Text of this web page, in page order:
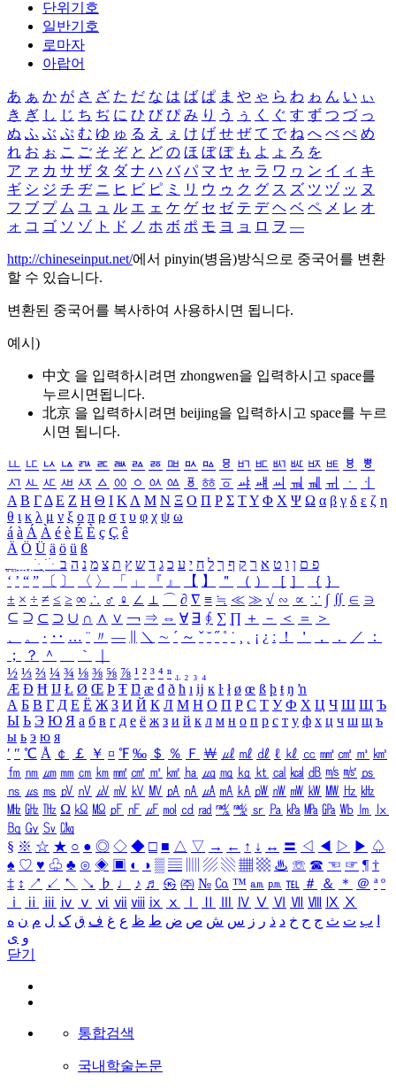
단위기호
일반기호
로마자
아랍어
あ ぁ か が さ ざ た だ な は ば ぱ ま や ゃ ら わ ゎ ん い ぃ
き ぎ し じ ち ぢ に ひ び ぴ み り う ぅ く ぐ す ず つ づ っ
ぬ ふ ぶ ぷ む ゆ ゅ る え ぇ け げ せ ぜ て で ね へ べ ぺ め
れ お ぉ こ ご そ ぞ と ど の ほ ぼ ぽ も よ ょ ろ を
ア ァ カ サ ザ タ ダ ナ ハ バ パ マ ヤ ャ ラ ワ ヮ ン イ ィ キ
ギ シ ジ チ ヂ ニ ヒ ビ ピ ミ リ ウ ゥ ク グ ス ズ ツ ヅ ッ ヌ
フ ブ プ ム ユ ュ ル エ ェ ケ ゲ セ ゼ テ デ ヘ ベ ペ メ レ オ
ォ コ ゴ ソ ゾ ト ド ノ ホ ボ ポ モ ヨ ョ ロ ヲ ―
http://chineseinput.net/에서 pinyin(병음)방식으로 중국어를 변환
할 수 있습니다.
변환된 중국어를 복사하여 사용하시면 됩니다.
예시)
中文 을 입력하시려면 zhongwen을 입력하시고 space를
누르시면됩니다.
北京 을 입력하시려면 beijing을 입력하시고 space를 누르
시면 됩니다.
ㅥ ㅦ ㅧ ㅨ ㅩ ㅪ ㅫ ㅬ ㅭ ㅮ ㅯ ㅰ ㅱ ㅲ ㅳ ㅴ ㅵ ㅶ ㅷ ㅸ
ㅹ
ㅺ ㅻ ㅼ ㅽ ㅾ ㅿ ㆀ ㆁ ㆂ ㆃ ㆄ ㆅ ㆆ ㆇ ㆈ ㆉ ㆊ ㆋ ㆌ ㆍ
ㆎ
Α Β ΓΔ Ε Ζ Η Θ Ι ΚΛ Μ Ν Ξ Ο Π Ρ Σ ΤΥ Φ Χ Ψ Ω α β γ δ ε ζ η
θ ι κ λ μ ν ξ ο π ρ σ τ υ φ χ ψ ω
á à Á À é è É È ç Ç ê
Ä Ö Ü ä ö ü ß
ִֶֹ ֻּ ׁׂ פ ם ן ו ט א ר ק ף ך ל ח י ע כ ג ד ש ץ ת צ מ נ ה ב
‘ ’ “ ” 〔 〕 〈 〉 「 」 『 』 【 】 ＂ （ ） ［ ］ ｛ ｝
± × ÷ ≠ ≤ ≥ ∞ ∴ ♂ ♀ ∠ ⊥ ⌒ ∂ ∇ ≡ ≒ ≪ ≫ √ ∽ ∝ ∵ ∫ ∬ ∈ ∋
⊆ ⊇ ⊂ ⊃ ∪ ∩ ∧ ∨ ￢ ⇒ ⇔ ∀ ∃ ∮ ∑ ∏ ＋ － ＜ ＝
＞
、
。 · ‥ … ¨ 〃 ― ＼ ∼ ´ ～ ˇ ˘ ˝ ˚ ˙ ¸ ¡ ¿ ː ！ ＇ ， ． ／
：
；
？ ＾ ｀
½ ⅓ ⅔ ¼ ¾ ⅛ ⅜ ⅝ ⅞ ¹ ² ³ ⁴ ⁿ ₁ ₂ ₃ ₄
Æ Ð Ħ Ĳ Ł Ø Œ Þ Ŧ Ŋ æ đ ð ħ ı ĳ ĸ ŀ ł ø œ ß þ ŧ ŋ ŉ
А Б В Г Д Е Ё Ж З И Й К Л М Н О П Р С Т У Ф Х Ц Ч Ш Щ Ъ
Ы Ь Э Ю Я а б в г д е ё ж з и й к л м н о п р с т у ф х ц ч ш щ ъ
ы ь э ю я
′ ″ ℃ Å ￠ ￡ ￥ ¤ ℉ ‰ ＄ ％ Ｆ ￦ ㎕ ㎖ ㎗ ℓ ㎘ ㏄ ㎣ ㎤ ㎥ ㎦
㎙ ㎚ ㎛ ㎜ ㎝ ㎞ ㎟ ㎠ ㎡ ㎢ ㏊ ㎍ ㎎ ㎏ ㏏ ㎈ ㎉ ㏈ ㎧ ㎨ ㎰
㎱ ㎲ ㎳ ㎴ ㎵ ㎶ ㎷ ㎸ ㎹ ㎀ ㎁ ㎂ ㎃ ㎄ ㎺ ㎻ ㎽ ㎾ ㎿ ㎐ ㎑
㎒ ㎓ ㎔ Ω ㏀ ㏁ ㎊ ㎋ ㎌ ㏖ ㏅ ㎭ ㎮ ㎯ ㏛ ㎩ ㎪ ㎫ ㎬ ㏝ ㏐
㏓
㏃ ㏉ ㏜ ㏆
§ ※ ☆ ★ ○ ● ◎ ◇ ◆ □ ■ △ ▽ → ← ↑ ↓ ↔ 〓 ◁ ◀ ▷ ▶ ♤
♠ ♡ ♥ ♧ ♣ ⊙ ◈ ▣ ◐ ◑ ▒ ▤ ▨ ▧ ▦ ▩ ♨ ☏ ☎ ☜ ☞ ¶ †
‡ ↕ ↗ ↙ ↖ ↘ ♭ ♩ ♪ ♬ ㉿ ㈜ № ㏇ ™ ㏂ ㏘ ℡ ＃ ＆ ＊ ＠ ª º
ⅰ
ⅱ ⅲ ⅳ ⅴ ⅵ ⅶ ⅷ ⅸ ⅹ Ⅳ Ⅴ Ⅵ Ⅶ Ⅷ Ⅸ Ⅹ
ب ت ث ج ح خ د ذ ر ز س ش ص ض ط ظ ع غ ف ق ک ل م ن ه
و ی
닫기
통합검색
국내학술논문